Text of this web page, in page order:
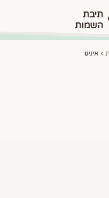
תיבת
השמות
איניגו